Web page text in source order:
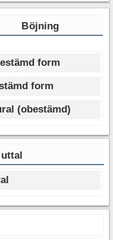
Böjning
form
form
(obestämd)